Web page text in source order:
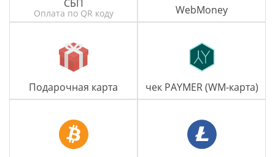
СБП
Оплата по QR коду WebMoney
Подарочная карта чек PAYMER (WM-карта)